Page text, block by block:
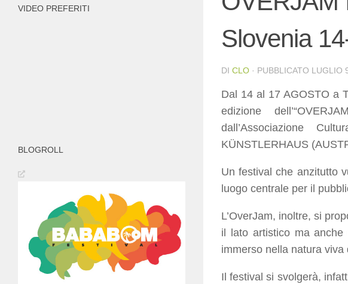
Slovenia
DI CLO · PUBBLICATO LUGLIO
Dal 14 al 17 AGOSTO a
edizione
dall’Associazione
KÜNSTLERHAUS
Un festival che anzitutto
luogo centrale per il
L’OverJam, inoltre, si
il lato artistico ma anche
immerso nella natura viva
Il festival si svolgerà,
VIDEO PREFERITI
BLOGROLL